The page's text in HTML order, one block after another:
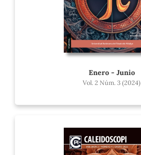
Enero - Junio
Vol. 2 Núm. 3 (2024)